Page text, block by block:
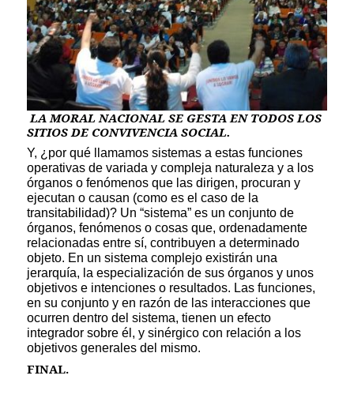
LA MORAL NACIONAL SE GESTA EN TODOS LOS
SITIOS DE CONVIVENCIA SOCIAL.
Y, ¿por qué llamamos sistemas a estas funciones
operativas de variada y compleja naturaleza y a los
órganos o fenómenos que las dirigen, procuran y
ejecutan o causan (como es el caso de la
transitabilidad)? Un “sistema” es un conjunto de
órganos, fenómenos o cosas que, ordenadamente
relacionadas entre sí, contribuyen a determinado
objeto. En un sistema complejo existirán una
jerarquía, la especialización de sus órganos y unos
objetivos e intenciones o resultados. Las funciones,
en su conjunto y en razón de las interacciones que
ocurren dentro del sistema, tienen un efecto
integrador sobre él, y sinérgico con relación a los
objetivos generales del mismo.
FINAL.